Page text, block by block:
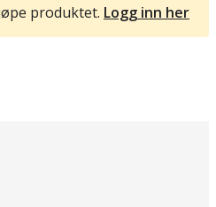
produktet. Logg inn her